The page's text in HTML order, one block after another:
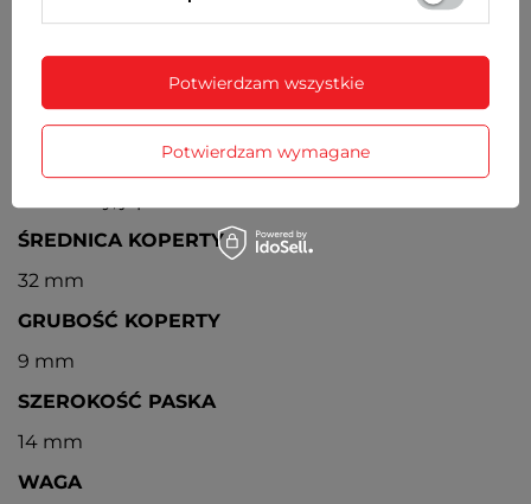
BATERIA
Orientacyjny czas działania zegarka bez
konieczności wymiany baterii - 3 lata
ŚREDNICA KOPERTY
32 mm
GRUBOŚĆ KOPERTY
9 mm
SZEROKOŚĆ PASKA
14 mm
WAGA
Potwierdzam wymagane
Potwierdzam wszystkie